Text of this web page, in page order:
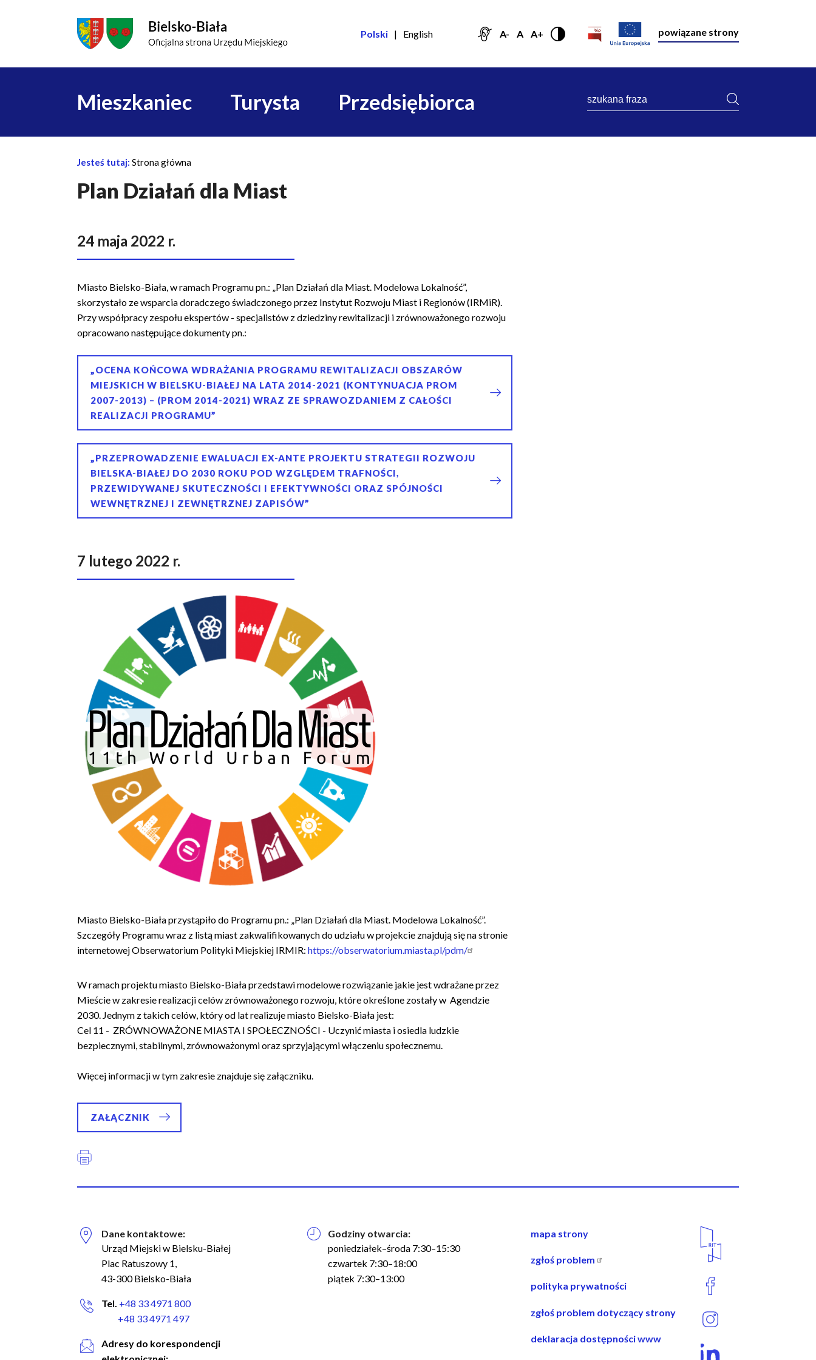
Polski English A- A A+ powiązane strony
Główna
nawigacja
Mieszkaniec Turysta Przedsiębiorca
szukana
Ś
c
ż
a
n
a
c
y
Jesteś tutaj: Strona główna
Plan Działań dla Miast
24 maja 2022 r.
Miasto Bielsko-Biała, w ramach Programu pn.: „Plan Działań dla Miast. Modelowa Lokalność”,
skorzystało ze wsparcia doradczego świadczonego przez Instytut Rozwoju Miast i Regionów (IRMiR).
Przy współpracy zespołu ekspertów - specjalistów z dziedziny rewitalizacji i zrównoważonego rozwoju
opracowano następujące dokumenty pn.:
„OCENA KOŃCOWA WDRAŻANIA PROGRAMU REWITALIZACJI OBSZARÓW
MIEJSKICH W BIELSKU-BIAŁEJ NA LATA 2014-2021 (KONTYNUACJA PROM
2007-2013) – (PROM 2014-2021) WRAZ ZE SPRAWOZDANIEM Z CAŁOŚCI
REALIZACJI PROGRAMU”
„PRZEPROWADZENIE EWALUACJI EX-ANTE PROJEKTU STRATEGII ROZWOJU
BIELSKA-BIAŁEJ DO 2030 ROKU POD WZGLĘDEM TRAFNOŚCI,
PRZEWIDYWANEJ SKUTECZNOŚCI I EFEKTYWNOŚCI ORAZ SPÓJNOŚCI
WEWNĘTRZNEJ I ZEWNĘTRZNEJ ZAPISÓW”
7 lutego 2022 r.
Miasto Bielsko-Biała przystąpiło do Programu pn.: „Plan Działań dla Miast. Modelowa Lokalność”.
Szczegóły Programu wraz z listą miast zakwalifikowanych do udziału w projekcie znajdują się na stronie
internetowej Obserwatorium Polityki Miejskiej IRMIR: https://obserwatorium.miasta.pl/pdm/
W ramach projektu miasto Bielsko-Biała przedstawi modelowe rozwiązanie jakie jest wdrażane przez
Mieście w zakresie realizacji celów zrównoważonego rozwoju, które określone zostały w Agendzie
2030. Jednym z takich celów, który od lat realizuje miasto Bielsko-Biała jest:
Cel 11 - ZRÓWNOWAŻONE MIASTA I SPOŁECZNOŚCI - Uczynić miasta i osiedla ludzkie
bezpiecznymi, stabilnymi, zrównoważonymi oraz sprzyjającymi włączeniu społecznemu.
Więcej informacji w tym zakresie znajduje się załączniku.
ZAŁĄCZNIK
Dane kontaktowe:
Urząd Miejski w Bielsku-Białej
Plac Ratuszowy 1,
43-300 Bielsko-Biała
Tel. +48 33 4971 800
+48 33 4971 497
Adresy do korespondencji
Godziny otwarcia:
poniedziałek–środa 7:30–15:30
czwartek 7:30–18:00
piątek 7:30–13:00
nawigacja
stopce
mapa strony
zgłoś problem
polityka prywatności
zgłoś problem dotyczący strony
deklaracja dostępności www
Media
Społecznościowe
Biuro Regionalnych Inwestycji Terytorialnych
Facebook
Instagram
Linkedin